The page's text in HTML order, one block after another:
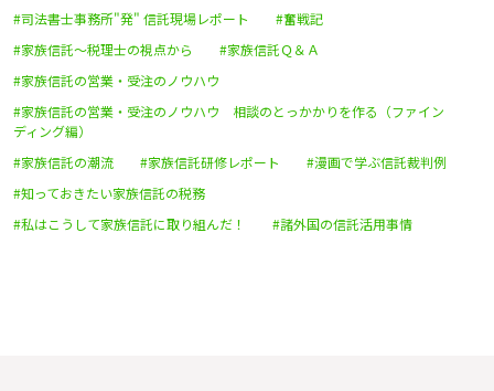
#司法書士事務所"発" 信託現場レポート
#奮戦記
#家族信託～税理士の視点から
#家族信託Ｑ＆Ａ
#家族信託の営業・受注のノウハウ
#家族信託の営業・受注のノウハウ 相談のとっかかりを作る（ファイン
ディング編）
#家族信託の潮流
#家族信託研修レポート
#漫画で学ぶ信託裁判例
#知っておきたい家族信託の税務
#私はこうして家族信託に取り組んだ！
#諸外国の信託活用事情